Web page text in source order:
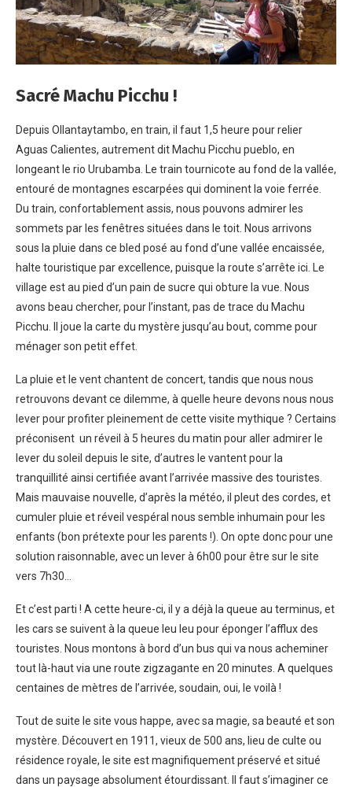
Sacré Machu Picchu !
Depuis Ollantaytambo, en train, il faut 1,5 heure pour relier
Aguas Calientes, autrement dit Machu Picchu pueblo, en
longeant le rio Urubamba. Le train tournicote au fond de la vallée,
entouré de montagnes escarpées qui dominent la voie ferrée.
Du train, confortablement assis, nous pouvons admirer les
sommets par les fenêtres situées dans le toit. Nous arrivons
sous la pluie dans ce bled posé au fond d’une vallée encaissée,
halte touristique par excellence, puisque la route s’arrête ici. Le
village est au pied d’un pain de sucre qui obture la vue. Nous
avons beau chercher, pour l’instant, pas de trace du Machu
Picchu. Il joue la carte du mystère jusqu’au bout, comme pour
ménager son petit effet.
La pluie et le vent chantent de concert, tandis que nous nous
retrouvons devant ce dilemme, à quelle heure devons nous nous
lever pour profiter pleinement de cette visite mythique ? Certains
préconisent un réveil à 5 heures du matin pour aller admirer le
lever du soleil depuis le site, d’autres le vantent pour la
tranquillité ainsi certifiée avant l’arrivée massive des touristes.
Mais mauvaise nouvelle, d’après la météo, il pleut des cordes, et
cumuler pluie et réveil vespéral nous semble inhumain pour les
enfants (bon prétexte pour les parents !). On opte donc pour une
solution raisonnable, avec un lever à 6h00 pour être sur le site
vers 7h30…
Et c’est parti ! A cette heure-ci, il y a déjà la queue au terminus, et
les cars se suivent à la queue leu leu pour éponger l’afflux des
touristes. Nous montons à bord d’un bus qui va nous acheminer
tout là-haut via une route zigzagante en 20 minutes. A quelques
centaines de mètres de l’arrivée, soudain, oui, le voilà !
Tout de suite le site vous happe, avec sa magie, sa beauté et son
mystère. Découvert en 1911, vieux de 500 ans, lieu de culte ou
résidence royale, le site est magnifiquement préservé et situé
dans un paysage absolument étourdissant. Il faut s’imaginer ce